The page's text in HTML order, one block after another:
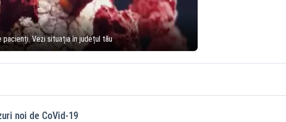
Vezi situația în județul tău
noi de CoVid-19